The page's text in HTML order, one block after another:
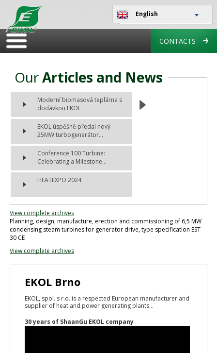
English
CONTACTS
OurArticles and News
Moderní biomasová teplárna s
dodávkou EKOL
EKOL úspěšně předal nový
25MW turbogenerátor...
Conference 100 Turbine:
Celebrating a Milestone...
HEATEXPO 2024
View complete archives
Planning, design, manufacture, erection and commissioning of 6,5 MW
condensing steam turbines for generator drive, type specification EST
30 CE
View complete archives
EKOL Brno
EKOL, spol. s r.o. is a respected European manufacturer and
supplier of heat and power generating plants...
30 years of ShaanGu EKOL company